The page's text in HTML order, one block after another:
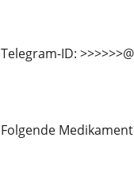
Telegram-ID:
Folgende